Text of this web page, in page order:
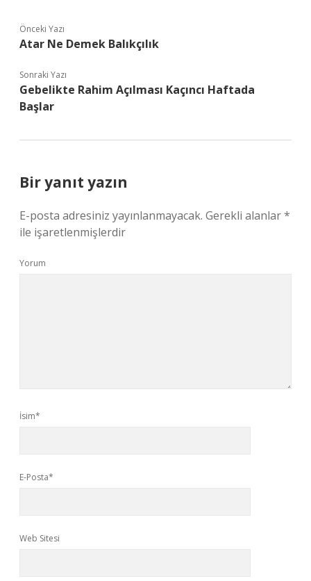
Önceki Yazı
Atar Ne Demek Balıkçılık
Sonraki Yazı
Gebelikte Rahim Açılması Kaçıncı Haftada
Başlar
Bir yanıt yazın
E-posta adresiniz yayınlanmayacak. Gerekli alanlar*
ile işaretlenmişlerdir
Yorum
İsim*
E-Posta*
Web Sitesi